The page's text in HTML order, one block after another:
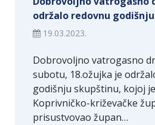
održalo redovnu
19.03.2023.
Dobrovoljno vatrogasno
subotu, 18.ožujka je
godišnju skupštinu, kojoj
Koprivničko-križevačke
prisustvovao župan…